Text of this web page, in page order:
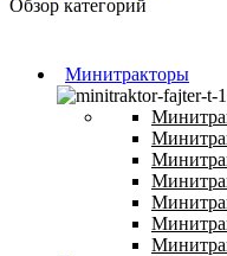
Обзор категорий
Минитракторы